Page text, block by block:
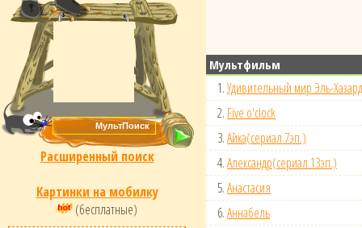
Расширенный поиск
Картинки на мобилку
(бесплатные)
Мультфильм
1.Удивительный мир Эль-Хазард
2. Five o'clock
3.Айка(сериал 7эп.)
4.Александр(сериал 13эп.)
5.Анастасия
6.Аннабель